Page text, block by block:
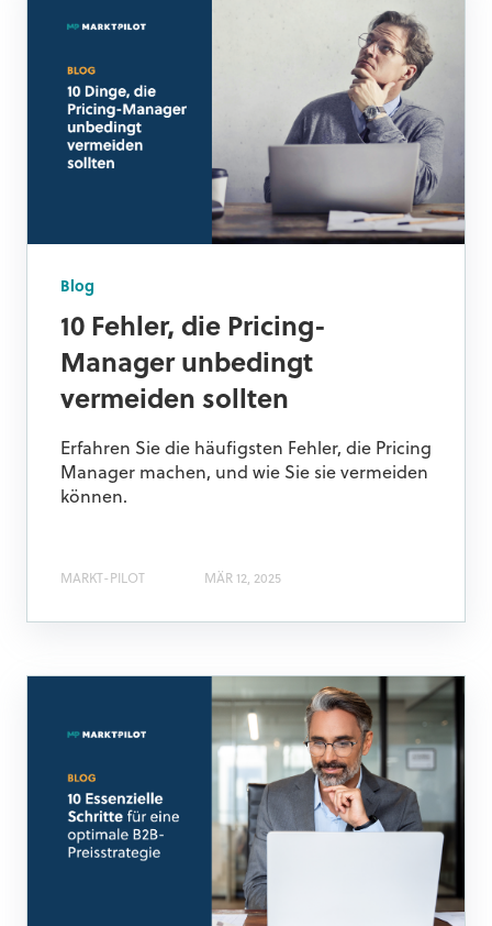
Blog
10 Fehler, die Pricing-
Manager unbedingt
vermeiden sollten
Erfahren Sie die häufigsten Fehler, die Pricing
Manager machen, und wie Sie sie vermeiden
können.
MARKT-PILOT MÄR 12, 2025